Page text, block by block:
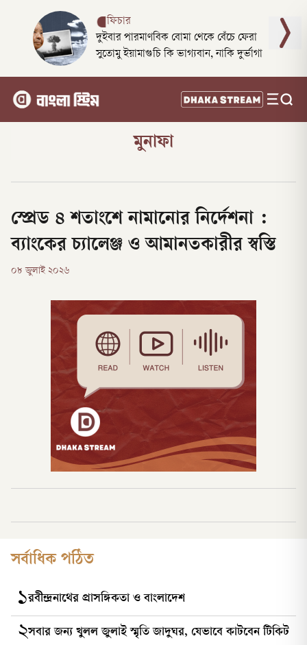
ফিচার
দুইবার পারমাণবিক বোমা থেকে বেঁচে ফেরা
সুতোমু ইয়ামাগুচি কি ভাগ্যবান, নাকি দুর্ভাগা
মুনাফা
স্প্রেড ৪ শতাংশে নামানোর নির্দেশনা :
ব্যাংকের চ্যালেঞ্জ ও আমানতকারীর স্বস্তি
০৮ জুলাই ২০২৬
সর্বাধিক পঠিত
১রবীন্দ্রনাথের প্রাসঙ্গিকতা ও বাংলাদেশ
২সবার জন্য খুলল জুলাই স্মৃতি জাদুঘর, যেভাবে কাটবেন টিকিট